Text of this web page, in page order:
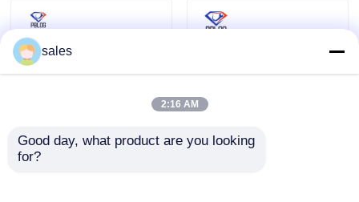
समाचार
हीरा पीसने का पहिया
ग्रे ग्राइंडिंग डायमंड पॉलिशिंग
sales
2:16 AM
Good day, what product are you looking
for?